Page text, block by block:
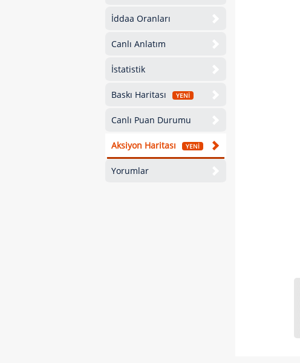
İddaa Oranları
Canlı Anlatım
İstatistik
Baskı Haritası YENİ
Canlı Puan Durumu
Aksiyon Haritası YENİ
Yorumlar